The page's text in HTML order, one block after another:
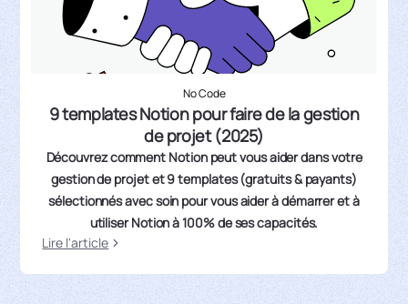
No Code
9 templates Notion pour faire de la gestion
de projet (2025)
Découvrez comment Notion peut vous aider dans votre
gestion de projet et 9 templates (gratuits & payants)
sélectionnés avec soin pour vous aider à démarrer et à
utiliser Notion à 100% de ses capacités.
Lire l'article